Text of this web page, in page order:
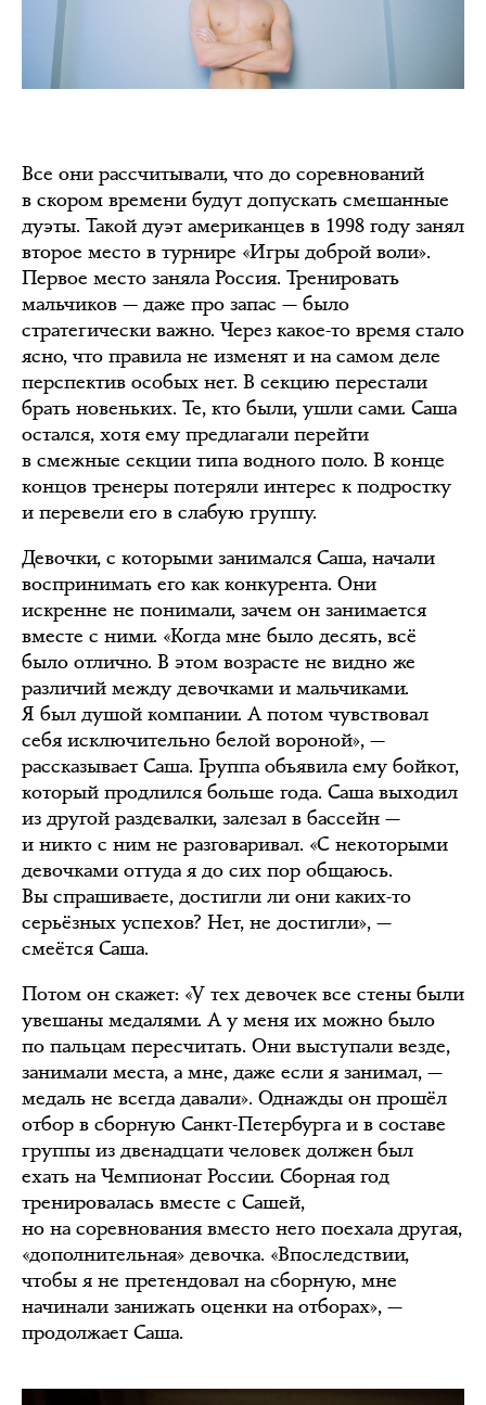
Все они рассчитывали, что до соревнований
в скором времени будут допускать смешанные
дуэты. Такой дуэт американцев в 1998 году занял
второе место в турнире «Игры доброй воли».
Первое место заняла Россия. Тренировать
мальчиков — даже про запас — было
стратегически важно. Через какое-то время стало
ясно, что правила не изменят и на самом деле
перспектив особых нет. В секцию перестали
брать новеньких. Те, кто были, ушли сами. Саша
остался, хотя ему предлагали перейти
в смежные секции типа водного поло. В конце
концов тренеры потеряли интерес к подростку
и перевели его в слабую группу.
Девочки, с которыми занимался Саша, начали
воспринимать его как конкурента. Они
искренне не понимали, зачем он занимается
вместе с ними. «Когда мне было десять, всё
было отлично. В этом возрасте не видно же
различий между девочками и мальчиками.
Я был душой компании. А потом чувствовал
себя исключительно белой вороной», —
рассказывает Саша. Группа объявила ему бойкот,
который продлился больше года. Саша выходил
из другой раздевалки, залезал в бассейн —
и никто с ним не разговаривал. «С некоторыми
девочками оттуда я до сих пор общаюсь.
Вы спрашиваете, достигли ли они каких-то
серьёзных успехов? Нет, не достигли», —
смеётся Саша.
Потом он скажет: «У тех девочек все стены были
увешаны медалями. А у меня их можно было
по пальцам пересчитать. Они выступали везде,
занимали места, а мне, даже если я занимал, —
медаль не всегда давали». Однажды он прошёл
отбор в сборную Санкт-Петербурга и в составе
группы из двенадцати человек должен был
ехать на Чемпионат России. Сборная год
тренировалась вместе с Сашей,
но на соревнования вместо него поехала другая,
«дополнительная» девочка. «Впоследствии,
чтобы я не претендовал на сборную, мне
начинали занижать оценки на отборах», —
продолжает Саша.